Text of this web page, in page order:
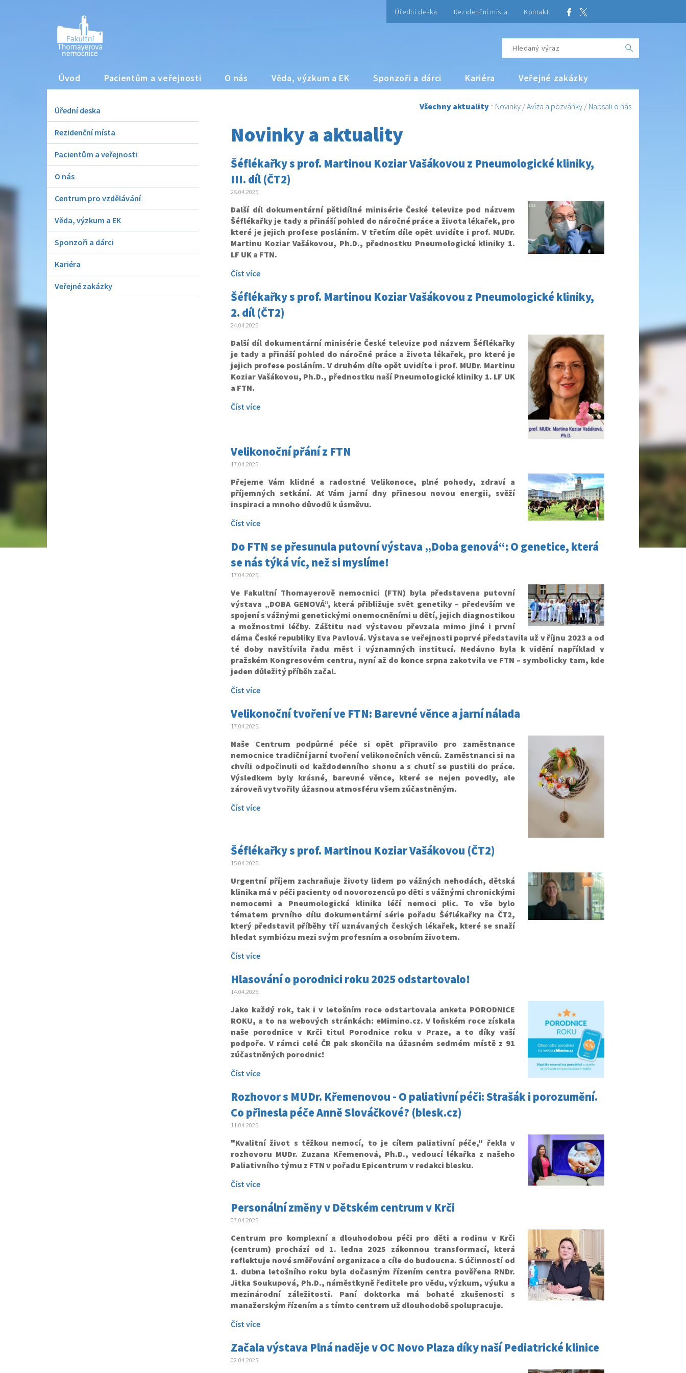
Úřední deska Rezidenční místa Kontakt
Úvod Pacientům a veřejnosti O nás Věda, výzkum a EK Sponzoři a dárci Kariéra Veřejné zakázky
Úřední deska
Rezidenční místa
Pacientům a veřejnosti
O nás
Centrum pro vzdělávání
Věda, výzkum a EK
Sponzoři a dárci
Kariéra
Veřejné zakázky
Všechny aktuality :: Novinky /Avíza a pozvánky / Napsali o nás
Novinky a aktuality
Šéflékařky s prof. Martinou Koziar Vašákovou z Pneumologické kliniky,
III. díl (ČT2)
28.04.2025
Další díl dokumentární pětidílné minisérie České televize pod názvem
Šéflékařky je tady a přináší pohled do náročné práce a života lékařek, pro
které je jejich profese posláním. V třetím díle opět uvidíte i prof. MUDr.
Martinu Koziar Vašákovou, Ph.D., přednostku Pneumologické kliniky 1.
LF UK a FTN.
Číst více
Šéflékařky s prof. Martinou Koziar Vašákovou z Pneumologické kliniky,
2. díl (ČT2)
24.04.2025
Další díl dokumentární minisérie České televize pod názvem Šéflékařky
je tady a přináší pohled do náročné práce a života lékařek, pro které je
jejich profese posláním. V druhém díle opět uvidíte i prof. MUDr. Martinu
Koziar Vašákovou, Ph.D., přednostku naší Pneumologické kliniky 1. LF UK
a FTN.
Číst více
Velikonoční přání z FTN
17.04.2025
Přejeme Vám klidné a radostné Velikonoce, plné pohody, zdraví a
příjemných setkání. Ať Vám jarní dny přinesou novou energii, svěží
inspiraci a mnoho důvodů k úsměvu.
Číst více
Do FTN se přesunula putovní výstava „Doba genová“: O genetice, která
se nás týká víc, než si myslíme!
17.04.2025
Ve Fakultní Thomayerově nemocnici (FTN) byla představena putovní
výstava „DOBA GENOVÁ“, která přibližuje svět genetiky – především ve
spojení s vážnými genetickými onemocněními u dětí, jejich diagnostikou
a možnostmi léčby. Záštitu nad výstavou převzala mimo jiné i první
dáma České republiky Eva Pavlová. Výstava se veřejnosti poprvé představila už v říjnu 2023 a od
té doby navštívila řadu měst i významných institucí. Nedávno byla k vidění například v
pražském Kongresovém centru, nyní až do konce srpna zakotvila ve FTN – symbolicky tam, kde
jeden důležitý příběh začal.
Číst více
Velikonoční tvoření ve FTN: Barevné věnce a jarní nálada
17.04.2025
Naše Centrum podpůrné péče si opět připravilo pro zaměstnance
nemocnice tradiční jarní tvoření velikonočních věnců. Zaměstnanci si na
chvíli odpočinuli od každodenního shonu a s chutí se pustili do práce.
Výsledkem byly krásné, barevné věnce, které se nejen povedly, ale
zároveň vytvořily úžasnou atmosféru všem zúčastněným.
Číst více
Šéflékařky s prof. Martinou Koziar Vašákovou (ČT2)
15.04.2025
Urgentní příjem zachraňuje životy lidem po vážných nehodách, dětská
klinika má v péči pacienty od novorozenců po děti s vážnými chronickými
nemocemi a Pneumologická klinika léčí nemoci plic. To vše bylo
tématem prvního dílu dokumentární série pořadu Šéflékařky na ČT2,
který představil příběhy tří uznávaných českých lékařek, které se snaží
hledat symbiózu mezi svým profesním a osobním životem.
Číst více
Hlasování o porodnici roku 2025 odstartovalo!
14.04.2025
Jako každý rok, tak i v letošním roce odstartovala anketa PORODNICE
ROKU, a to na webových stránkách: eMimino.cz. V loňském roce získala
naše porodnice v Krči titul Porodnice roku v Praze, a to díky vaší
podpoře. V rámci celé ČR pak skončila na úžasném sedmém místě z 91
zúčastněných porodnic!
Číst více
Rozhovor s MUDr. Křemenovou - O paliativní péči: Strašák i porozumění.
Co přinesla péče Anně Slováčkové? (blesk.cz)
11.04.2025
"Kvalitní život s těžkou nemocí, to je cílem paliativní péče," řekla v
rozhovoru MUDr. Zuzana Křemenová, Ph.D., vedoucí lékařka z našeho
Paliativního týmu z FTN v pořadu Epicentrum v redakci blesku.
Číst více
Personální změny v Dětském centrum v Krči
07.04.2025
Centrum pro komplexní a dlouhodobou péči pro děti a rodinu v Krči
(centrum) prochází od 1. ledna 2025 zákonnou transformací, která
reflektuje nové směřování organizace a cíle do budoucna. S účinností od
1. dubna letošního roku byla dočasným řízením centra pověřena RNDr.
Jitka Soukupová, Ph.D., náměstkyně ředitele pro vědu, výzkum, výuku a
mezinárodní záležitosti. Paní doktorka má bohaté zkušenosti s
manažerským řízením a s tímto centrem už dlouhodobě spolupracuje.
Číst více
Začala výstava Plná naděje v OC Novo Plaza díky naší Pediatrické klinice
02.04.2025